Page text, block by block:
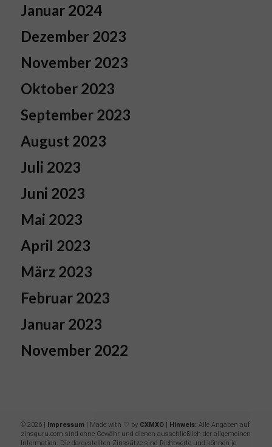
Januar 2024
Dezember 2023
November 2023
Oktober 2023
September 2023
August 2023
Juli 2023
Juni 2023
Mai 2023
April 2023
März 2023
Februar 2023
Januar 2023
November 2022
© 2026 | Impressum| Made with ♡ by CXMXO| Hinweis:Alle Angaben auf
zinsguru.com sind ohne Gewähr und dienen ausschließlich der allgemeinen
Information. Die dargestellten Zinssätze sind Richtwerte und können je